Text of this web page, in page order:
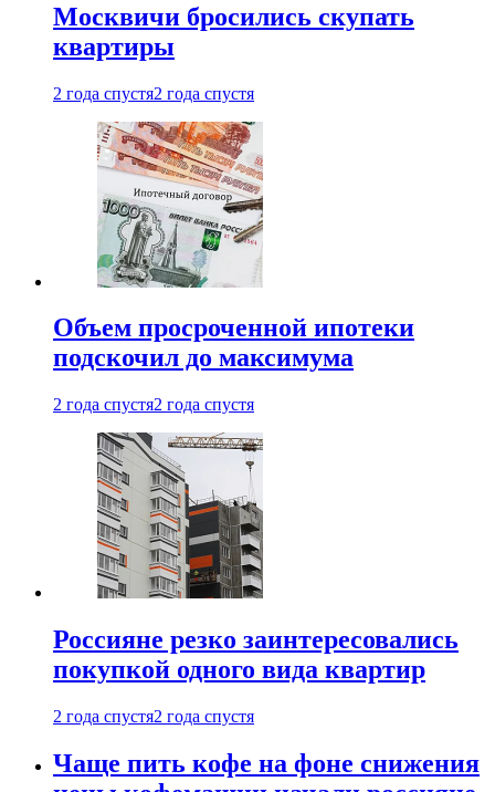
Москвичи бросились скупать
квартиры
2 года спустя2 года спустя
Объем просроченной ипотеки
подскочил до максимума
2 года спустя2 года спустя
Россияне резко заинтересовались
покупкой одного вида квартир
2 года спустя2 года спустя
Чаще пить кофе на фоне снижения